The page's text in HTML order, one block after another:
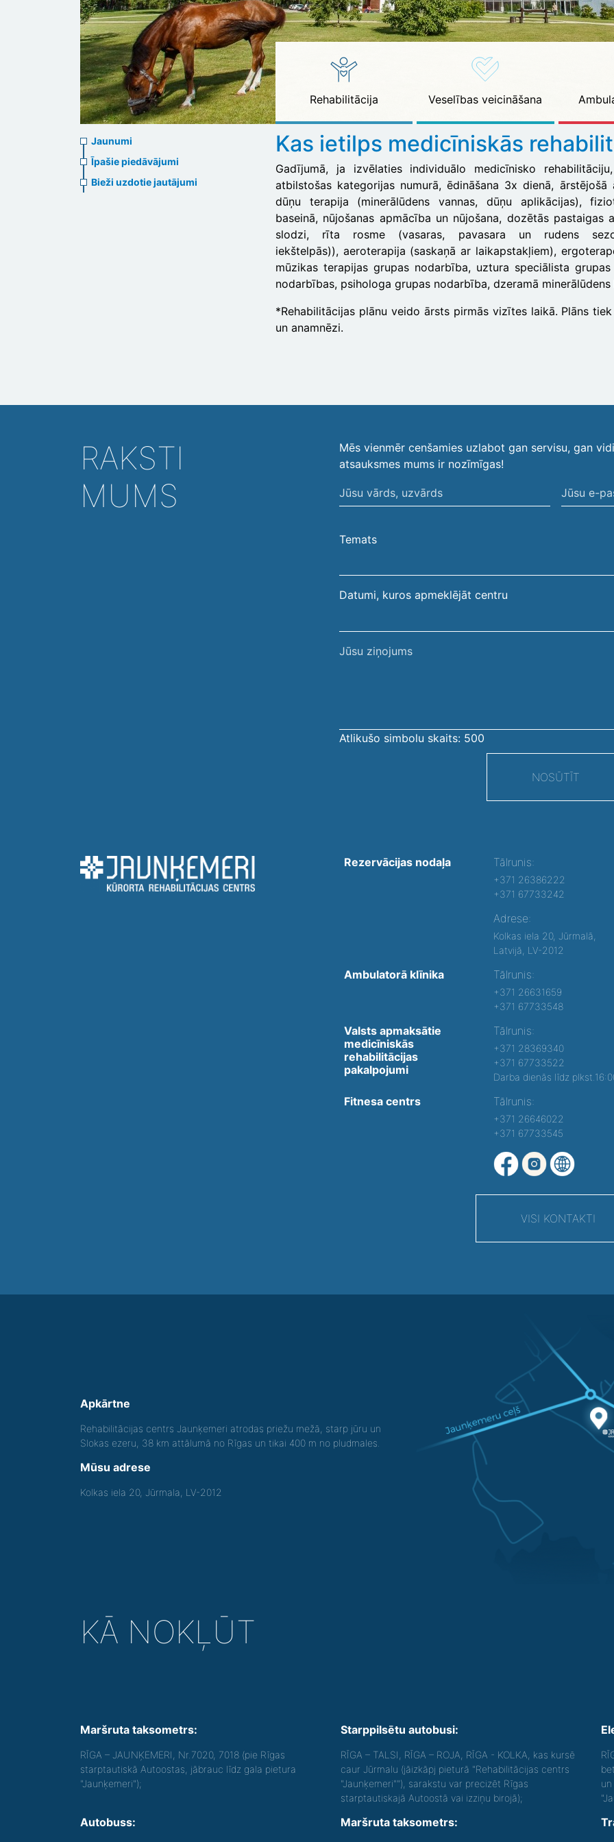
Rehabilitācija Veselības veicināšana
News
menu
Jaunumi
Īpašie piedāvājumi
Bieži uzdotie jautājumi
Kas ietilps medicīniskās
Gadījumā, ja izvēlaties individuālo medicīnisko
atbilstošas kategorijas numurā, ēdināšana 3x dienā,
dūņu terapija (minerālūdens vannas, dūņu aplikācijas),
baseinā, nūjošanas apmācība un nūjošana, dozētās
slodzi, rīta rosme (vasaras, pavasara un rudens
iekštelpās)), aeroterapija (saskaņā ar laikapstakļiem),
mūzikas terapijas grupas nodarbība, uztura speciālista
nodarbības, psihologa grupas nodarbība, dzeramā minerālūdens
*Rehabilitācijas plānu veido ārsts pirmās vizītes laikā. Plāns
un anamnēzi.
RAKSTI
MUMS
Mēs vienmēr cenšamies uzlabot gan servisu, gan
atsauksmes mums ir nozīmīgas!
Jūsu
vārds,
Jūsu
e-
Temats
Datumi, kuros apmeklējāt centru
Jūsu
Atlikušo simbolu skaits: 500
NOSŪTĪT
Rezervācijas nodaļa Tālrunis:
+371 26386222
+371 67733242
Adrese:
Kolkas iela 20, Jūrmalā,
Latvijā, LV-2012
Ambulatorā klīnika Tālrunis:
+371 26631659
+371 67733548
Valsts apmaksātie
medicīniskās
rehabilitācijas
pakalpojumi
Tālrunis:
+371 28369340
+371 67733522
Darba dienās līdz
Fitnesa centrs Tālrunis:
+371 26646022
+371 67733545
VISI KONTAKTI
Apkārtne
Rehabilitācijas centrs Jaunķemeri atrodas priežu mežā, starp jūru un
Slokas ezeru, 38 km attālumā no Rīgas un tikai 400 m no pludmales.
Mūsu adrese
Kolkas iela 20, Jūrmala, LV-2012
KĀ NOKĻŪT
Maršruta taksometrs:
RĪGA – JAUNĶEMERI, Nr.7020, 7018 (pie Rīgas
starptautiskā Autoostas, jābrauc līdz gala pietura
"Jaunķemeri");
Starppilsētu autobusi:
RĪGA – TALSI, RĪGA – ROJA, RĪGA - KOLKA, kas kursē
caur Jūrmalu (jāizkāpj pieturā "Rehabilitācijas centrs
"Jaunķemeri""), sarakstu var precizēt Rīgas
starptautiskajā Autoostā vai izziņu birojā);
Autobuss: Maršruta taksometrs: